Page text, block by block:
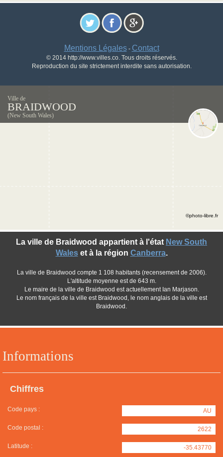
Mentions Légales- Contact
© 2014 http://www.villes.co. Tous droits réservés.
Reproduction du site strictement interdite sans autorisation.
Ville de
BRAIDWOOD
(New South Wales)
Informations
Chiffres
Code pays : AU
Code postal : 2622
Latitude : -35.43770
La ville de Braidwood appartient à l'état New South
Waleset à la région Canberra.
La ville de Braidwood compte 1 108 habitants (recensement de 2006).
L'altitude moyenne est de 643 m.
Le maire de la ville de Braidwood est actuellement Ian Marjason.
Le nom français de la ville est Braidwood, le nom anglais de la ville est
Braidwood.
©photo-libre.fr